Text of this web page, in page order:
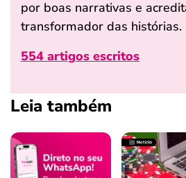
por boas narrativas e
transformador das histórias.
554 artigos escritos
Leia também